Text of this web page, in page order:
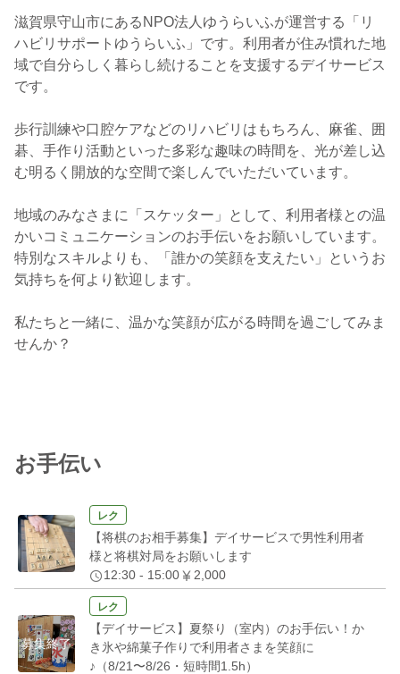
滋賀県守山市にあるNPO法人ゆうらいふが運営する「リ
ハビリサポートゆうらいふ」です。利用者が住み慣れた地
域で自分らしく暮らし続けることを支援するデイサービス
です。
歩行訓練や口腔ケアなどのリハビリはもちろん、麻雀、囲
碁、手作り活動といった多彩な趣味の時間を、光が差し込
む明るく開放的な空間で楽しんでいただいています。
地域のみなさまに「スケッター」として、利用者様との温
かいコミュニケーションのお手伝いをお願いしています。
特別なスキルよりも、「誰かの笑顔を支えたい」というお
気持ちを何より歓迎します。
私たちと一緒に、温かな笑顔が広がる時間を過ごしてみま
せんか？
お手伝い
レク
【将棋のお相手募集】デイサービスで男性利用者
様と将棋対局をお願いします
12:30 - 15:00
2,000
募集終了
レク
【デイサービス】夏祭り（室内）のお手伝い！か
き氷や綿菓子作りで利用者さまを笑顔に
♪（8/21〜8/26・短時間1.5h）